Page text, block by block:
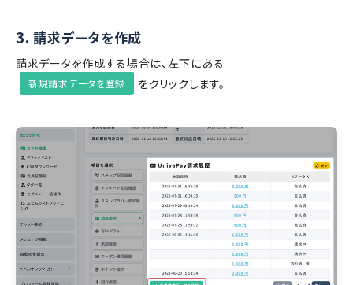
3. 請求データを作成
請求データを作成する場合は、左下にある
新規請求データを登録 をクリックします。